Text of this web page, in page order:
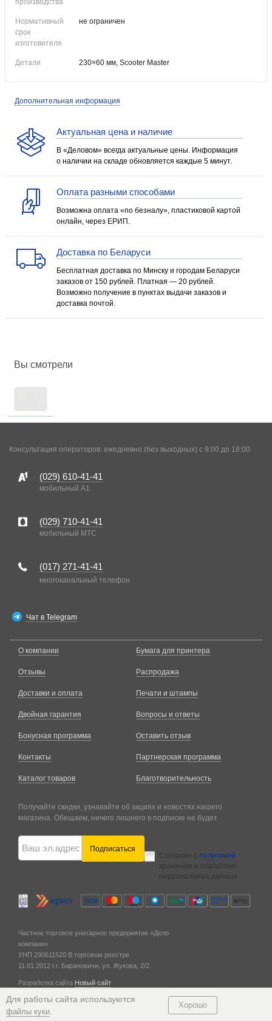
производства
Нормативный
срок
изготовителя
не ограничен
Детали 230×60 мм, Scooter Master
Дополнительная информация
Актуальная цена и наличие
В «Деловом» всегда актуальные цены. Информация
о наличии на складе обновляется каждые 5 минут.
Оплата разными способами
Возможна оплата «по безналу», пластиковой картой
онлайн, через ЕРИП.
Доставка по Беларуси
Бесплатная доставка по Минску и городам Беларуси
заказов от 150 рублей. Платная — 20 рублей.
Возможно получение в пунктах выдачи заказов и
доставка почтой.
Вы смотрели
Консультация операторов: ежедневно (без выходных) с 9:00 до 18:00.
(029) 610-41-41
мобильный A1
(029) 710-41-41
мобильный MTC
(017) 271-41-41
многоканальный телефон
Чат в Telegram
О компании
Отзывы
Доставки и оплата
Двойная гарантия
Бонусная программа
Контакты
Каталог товаров
Бумага для принтера
Распродажа
Печати и штампы
Вопросы и ответы
Оставить отзыв
Партнерская программа
Благотворительность
Получайте скидки, узнавайте об акциях и новостях нашего
магазина. Обещаем, ничего лишнего в подписке не будет.
Подписаться
Согласие с политикой
хранения и обработки
персональных данных
Частное торговое унитарное предприятие «Дело
компани»
УНП 290611520 В торговом реестре
11.01.2012 г. г. Барановичи, ул. Жукова, 2/2.
Разработка сайта Новый сайт
Для работы сайта используются
файлы куки
Хорошо